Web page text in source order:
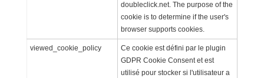
doubleclick.net. The purpose of the
cookie is to determine if the user's
browser supports cookies.
viewed_cookie_policy
Ce cookie est défini par le plugin
GDPR Cookie Consent et est
utilisé pour stocker si l'utilisateur a